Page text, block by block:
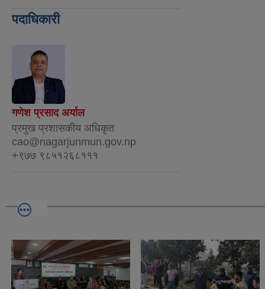
पदाधिकारी
गणेश प्रसाद अर्याल
प्रमुख प्रशासकीय अधिकृत
cao@nagarjunmun.gov.np
+९७७ ९८५१२६८१११